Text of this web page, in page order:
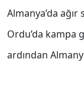
Almanya’da ağır
Ordu’da kampa
ardından